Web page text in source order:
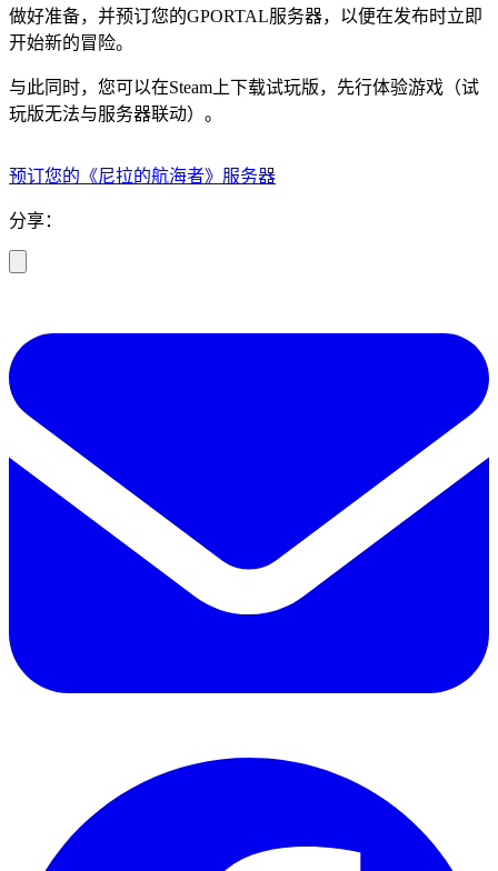
做好准备，并预订您的GPORTAL服务器，以便在发布时立即
开始新的冒险。
与此同时，您可以在Steam上下载试玩版，先行体验游戏（试
玩版无法与服务器联动）。
预订您的《尼拉的航海者》服务器
分享：